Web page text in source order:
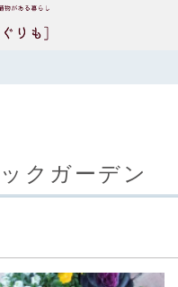
クガーデン